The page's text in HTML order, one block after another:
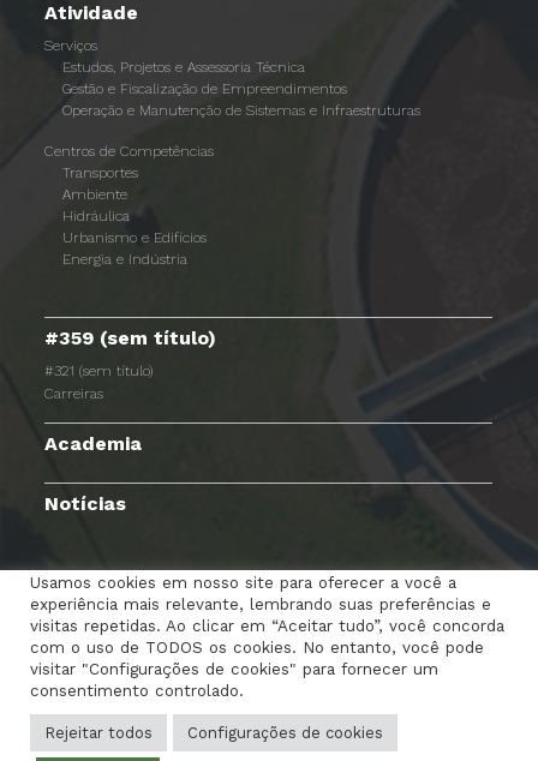
Atividade
Serviços
Estudos, Projetos e Assessoria Técnica
Gestão e Fiscalização de Empreendimentos
Operação e Manutenção de Sistemas e Infraestruturas
Centros de Competências
Transportes
Ambiente
Hidráulica
Urbanismo e Edifícios
Energia e Indústria
#359 (sem título)
#321 (sem título)
Carreiras
Academia
Notícias
TERMOS E CONDIÇÕES AVISO DE PRIVACIDADE
POLÍTICA DE COOKIES RGPC CANAL DENÚNCIAS
PORTAL DOS COLABORADORES
Usamos cookies em nosso site para oferecer a você a
experiência mais relevante, lembrando suas preferências e
visitas repetidas. Ao clicar em “Aceitar tudo”, você concorda
com o uso de TODOS os cookies. No entanto, você pode
visitar "Configurações de cookies" para fornecer um
consentimento controlado.
Rejeitar todos Configurações de cookies